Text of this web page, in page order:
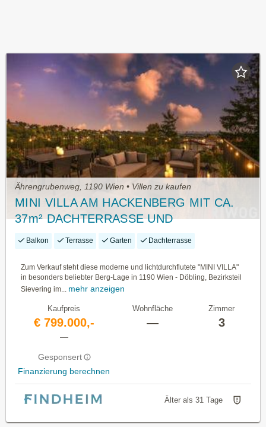
Ährengrubenweg, 1190 Wien • Villen zu kaufen
MINI VILLA AM HACKENBERG MIT CA.
37m² DACHTERRASSE UND
IMPOSANTEM WEITBLICK AUF DIE CITY
GANZJÄHRIG BEWOHNBAR
Balkon Terrasse Garten Dachterrasse
Zum Verkauf steht diese moderne und lichtdurchflutete "MINI VILLA"
in besonders beliebter Berg-Lage in 1190 Wien - Döbling, Bezirksteil
Sievering im... mehr anzeigen
Kaufpreis
€ 799.000,-
—
Gesponsert
Finanzierung berechnen
Wohnfläche
—
Zimmer
3
Älter als 31 Tage